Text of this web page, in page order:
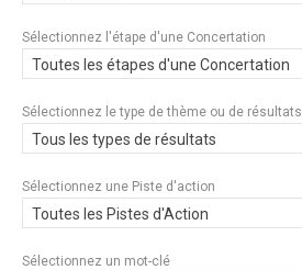
Sélectionnez l'étape d'une Concertation
Toutes les étapes d'une Concertation
Sélectionnez le type de thème ou de résultats
Tous les types de résultats
Sélectionnez une Piste d'action
Toutes les Pistes d'Action
Sélectionnez un mot-clé